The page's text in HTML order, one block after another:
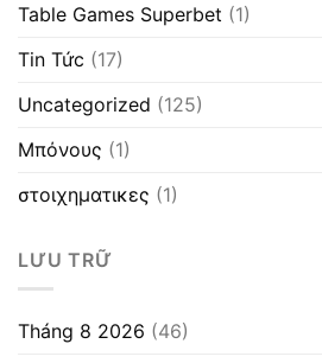
Table Games Superbet (1)
Tin Tức (17)
Uncategorized (125)
Μπόνους (1)
στοιχηματικες (1)
LƯU TRỮ
Tháng 8 2026 (46)